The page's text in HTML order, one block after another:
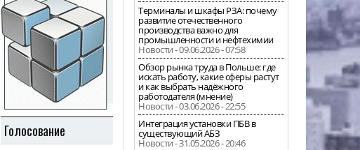
Голосование
Терминалы и шкафы РЗА: почему
развитие отечественного
производства важно для
промышленности и нефтехимии
Новости - 09.06.2026 - 07:58
Обзор рынка труда в Польше: где
искать работу, какие сферы растут
и как выбрать надёжного
работодателя (мнение)
Новости - 03.06.2026 - 22:55
Интеграция установки ПБВ в
существующий АБЗ
Новости - 31.05.2026 - 20:46